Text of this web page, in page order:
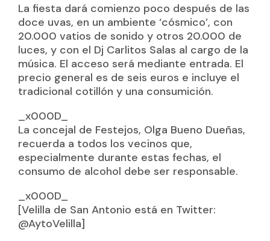
La fiesta dará comienzo poco después de las
doce uvas, en un ambiente ‘cósmico’, con
20.000 vatios de sonido y otros 20.000 de
luces, y con el Dj Carlitos Salas al cargo de la
música. El acceso será mediante entrada. El
precio general es de seis euros e incluye el
tradicional cotillón y una consumición.
_x000D_
La concejal de Festejos, Olga Bueno Dueñas,
recuerda a todos los vecinos que,
especialmente durante estas fechas, el
consumo de alcohol debe ser responsable.
_x000D_
[Velilla de San Antonio está en Twitter:
@AytoVelilla]